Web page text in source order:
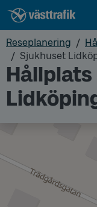
Reseplanering
Sjukhuset